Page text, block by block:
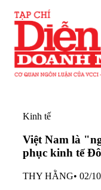
Kinh tế
Việt Nam là
phục kinh tế
THY HẰNG• 02/